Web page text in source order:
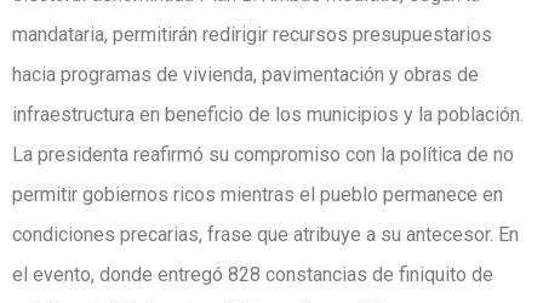
mandataria, permitirán redirigir recursos presupuestarios
hacia programas de vivienda, pavimentación y obras de
infraestructura en beneficio de los municipios y la población.
La presidenta reafirmó su compromiso con la política de no
permitir gobiernos ricos mientras el pueblo permanece en
condiciones precarias, frase que atribuye a su antecesor. En
el evento, donde entregó 828 constancias de finiquito de